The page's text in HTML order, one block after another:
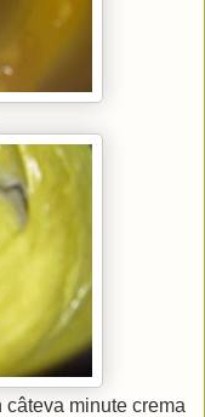
câteva minute crema